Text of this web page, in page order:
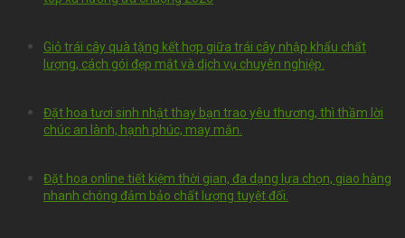
Giỏ trái cây quà tặng kết hợp giữa trái cây nhập khẩu chất
lượng, cách gói đẹp mắt và dịch vụ chuyên nghiệp.
Đặt hoa tươi sinh nhật thay bạn trao yêu thương, thì thầm lời
chúc an lành, hạnh phúc, may mắn.
Đặt hoa online tiết kiệm thời gian, đa dạng lựa chọn, giao hàng
nhanh chóng đảm bảo chất lượng tuyệt đối.